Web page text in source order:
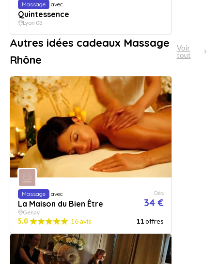
Massage avec
Quintessence
Lyon 03
Autres idées cadeaux Massage
Rhône
Voir
tout
Massage avec
La Maison du Bien Être
Dès
34 €
Genay
5.0 16 avis 11offres